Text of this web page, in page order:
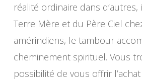
réalité ordinaire dans
Terre Mère et du Père Ciel
amérindiens, le tambour
cheminement spirituel. Vous
possibilité de vous offrir